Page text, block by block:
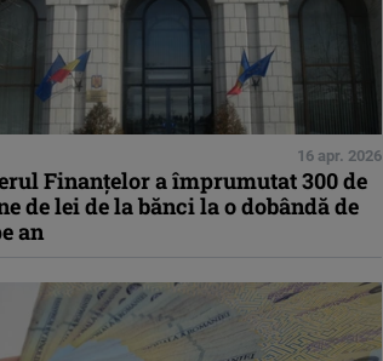
16 apr. 2026
Finanţelor a împrumutat 300 de
de lei de la bănci la o dobândă de
an